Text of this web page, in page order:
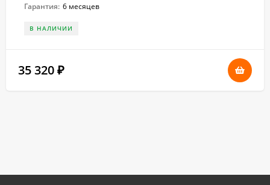
Гарантия: 6 месяцев
В НАЛИЧИИ
35 320 ₽